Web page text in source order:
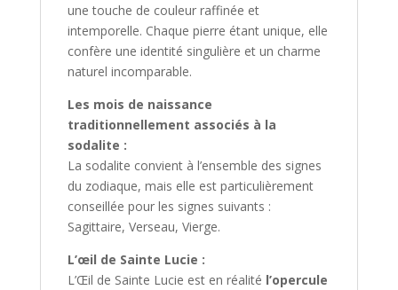
une touche de couleur raffinée et
intemporelle. Chaque pierre étant unique, elle
confère une identité singulière et un charme
naturel incomparable.
Les mois de naissance
traditionnellement associés à la
sodalite :
La sodalite convient à l’ensemble des signes
du zodiaque, mais elle est particulièrement
conseillée pour les signes suivants :
Sagittaire, Verseau, Vierge.
L’œil de Sainte Lucie :
L’Œil de Sainte Lucie est en réalité l’opercule